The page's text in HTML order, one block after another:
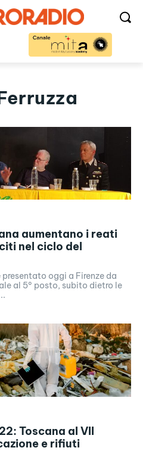
aumentano i reati
nel ciclo del
oggi a Firenze da
al 5° posto, subito dietro le
Toscana al VII
e rifiuti